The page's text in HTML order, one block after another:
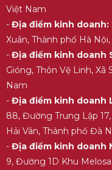
Việt Nam
- Địa điểm kinh doanh:
Xuân, Thành phố Hà
- Địa điểm kinh doanh
Gióng, Thôn Vệ Linh, Xã
Nam
- Địa điểm kinh doanh
88, Đường Trung Lập
Hải Vân, Thành phố Đà
- Địa điểm kinh doanh
9, Đường 1D Khu